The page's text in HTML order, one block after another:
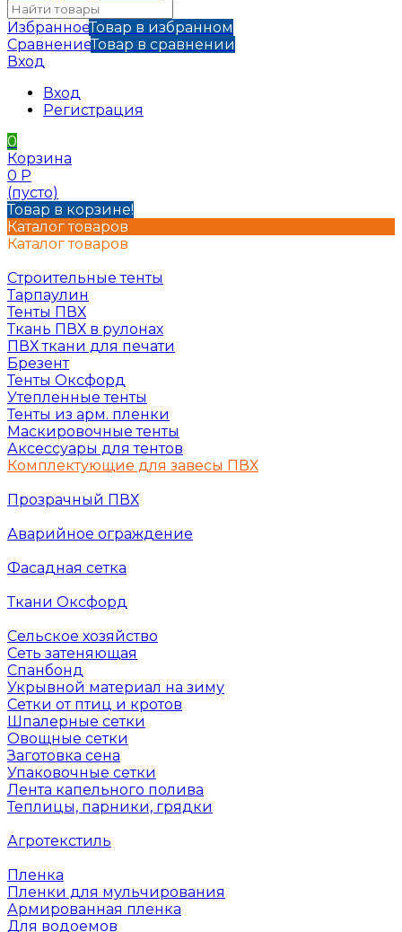
ИзбранноеТовар в избранном
СравнениеТовар в сравнении
Вход
Вход
Регистрация
0
Корзина
0 Р
(пусто)
Товар в корзине!
Каталог товаров
Каталог товаров
Строительные тенты
Тарпаулин
Тенты ПВХ
Ткань ПВХ в рулонах
ПВХ ткани для печати
Брезент
Тенты Оксфорд
Утепленные тенты
Тенты из арм. пленки
Маскировочные тенты
Аксессуары для тентов
Комплектующие для завесы ПВХ
Прозрачный ПВХ
Аварийное ограждение
Фасадная сетка
Ткани Оксфорд
Сельское хозяйство
Сеть затеняющая
Спанбонд
Укрывной материал на зиму
Сетки от птиц и кротов
Шпалерные сетки
Овощные сетки
Заготовка сена
Упаковочные сетки
Лента капельного полива
Теплицы, парники, грядки
Агротекстиль
Пленка
Пленки для мульчирования
Армированная пленка
Для водоемов